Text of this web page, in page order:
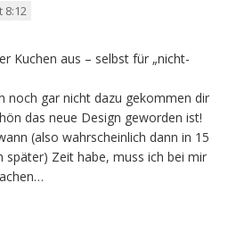
8:12
Kuchen aus – selbst für „nicht-
noch gar nicht dazu gekommen dir
das neue Design geworden ist!
(also wahrscheinlich dann in 15
später) Zeit habe, muss ich bei mir